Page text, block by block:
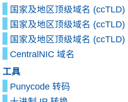
国家及地区顶级域名 (ccTLD)
国家及地区顶级域名 (ccTLD)
国家及地区顶级域名 (ccTLD)
CentralNIC 域名
工具
Punycode 转码